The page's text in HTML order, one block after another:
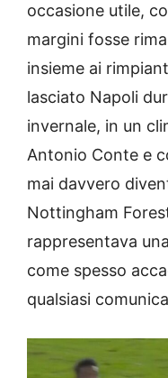
occasione utile,
margini fosse
insieme ai
lasciato Napoli
invernale, in un
Antonio Conte e
mai davvero
Nottingham
rappresentava
come spesso
qualsiasi